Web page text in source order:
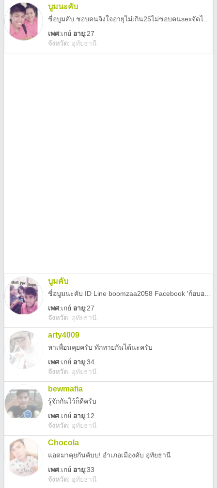
บูมนะคับ
เพศ:เกย์ อายุ:27
จังหวัด: อุทัยธานี
บูมคับ
เพศ:เกย์ อายุ:27
จังหวัด: อุทัยธานี
arty4009
หาเพื่อนคุยครับ ทักทายกันได้นะครับ
เพศ:เกย์ อายุ:34
จังหวัด: อุทัยธานี
bewmafia
รู้จักกันไว้ก็ดีครับ
เพศ:เกย์ อายุ:12
จังหวัด: อุทัยธานี
Chocola
แอดมาคุยกันคับบ! อำเภอเมืองคับ อุทัยธานี
เพศ:เกย์ อายุ:33
จังหวัด: อุทัยธานี